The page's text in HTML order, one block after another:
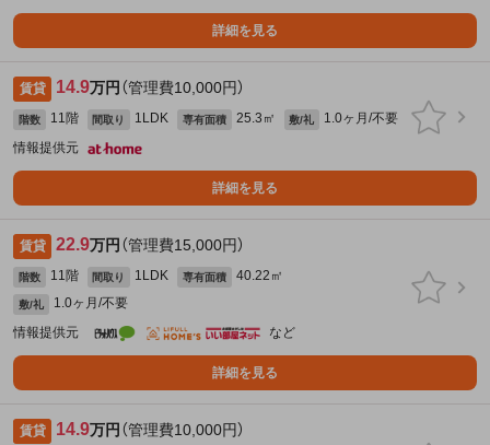
詳細を見る
賃貸 14.9万円 （管理費10,000円）
階数 11階 間取り 1LDK 専有面積 25.3㎡ 敷/礼
1.0ヶ月/不要
情報提供元
詳細を見る
賃貸 22.9万円 （管理費15,000円）
階数 11階 間取り 1LDK 専有面積 40.22㎡
敷/礼
1.0ヶ月/不要
情報提供元
など
詳細を見る
賃貸 14.9万円 （管理費10,000円）